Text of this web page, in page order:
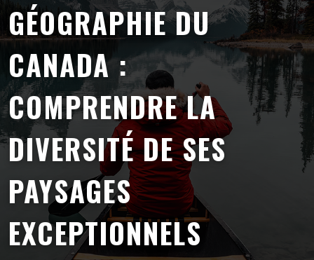
GÉOGRAPHIE DU
CANADA :
COMPRENDRE LA
DIVERSITÉ DE SES
PAYSAGES
EXCEPTIONNELS